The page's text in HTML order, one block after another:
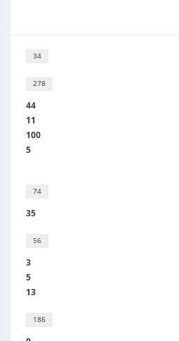
34
278
44
11
100
5
74
35
56
3
5
13
186